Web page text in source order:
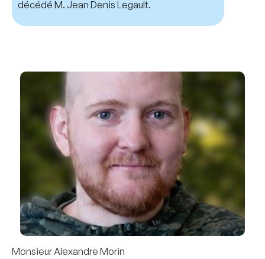
décédé M. Jean Denis Legault.
Monsieur Alexandre Morin